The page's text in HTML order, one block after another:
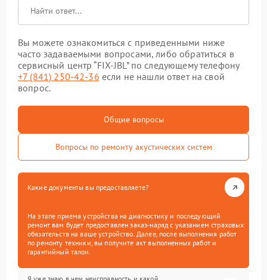
Вы можете ознакомиться с приведенными ниже
часто задаваемыми вопросами, либо обратиться в
сервисный центр “FIX-JBL” по следующему телефону
+7 (841) 250-42-36 если не нашли ответ на свой
вопрос.
Общие вопросы
Вопросы по ремонту акустических систем
Какие документы вы предоставляете?
На этапе приема устройства на диагностику и последующий
ремонт вам будет предоставлен заказ-наряд с указанием страховых
обязательств на ваше устройство. Далее, после выполнения работ
по ремонту техники, вы получите акт выполненных работ и
гарантийный талон.